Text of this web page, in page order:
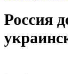
Россия